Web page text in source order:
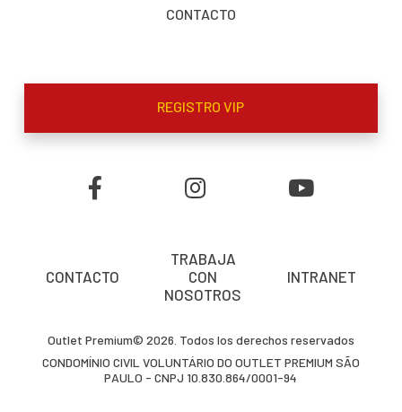
CONTACTO
REGISTRO VIP
CONTACTO
TRABAJA
CON
NOSOTROS
INTRANET
Outlet Premium© 2026. Todos los derechos reservados
CONDOMÍNIO CIVIL VOLUNTÁRIO DO OUTLET PREMIUM SÃO
PAULO - CNPJ 10.830.864/0001-94